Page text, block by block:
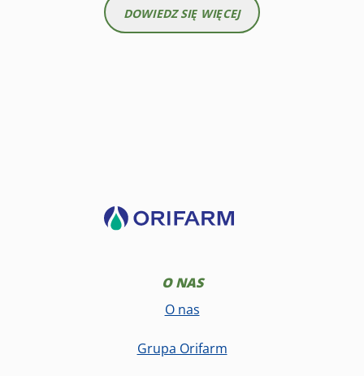
DOWIEDZ SIĘ WIĘCEJ
O NAS
O nas
Grupa Orifarm